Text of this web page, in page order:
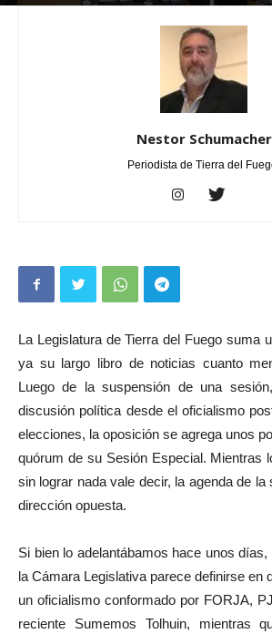
Por Nestor Schumacher - septiembre 2, 2024
Nestor Schumacher
Periodista de Tierra del
La Legislatura de Tierra del Fuego suma
ya su largo libro de noticias cuanto
Luego de la suspensión de una
discusión política desde el oficialismo
elecciones, la oposición se agrega unos
quórum de su Sesión Especial. Mientras
sin lograr nada vale decir, la agenda de la
dirección opuesta.
Si bien lo adelantábamos hace unos
la Cámara Legislativa parece definirse en
un oficialismo conformado por FORJA,
reciente Sumemos Tolhuin, mientras